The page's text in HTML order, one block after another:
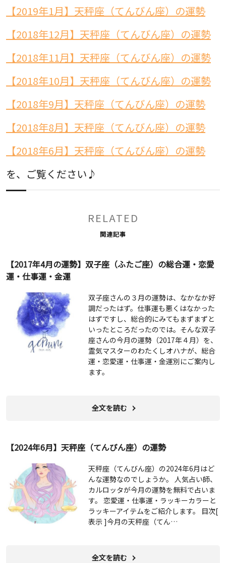
【2019年1月】天秤座（てんびん座）の運勢
【2018年12月】天秤座（てんびん座）の運勢
【2018年11月】天秤座（てんびん座）の運勢
【2018年10月】天秤座（てんびん座）の運勢
【2018年9月】天秤座（てんびん座）の運勢
【2018年8月】天秤座（てんびん座）の運勢
【2018年6月】天秤座（てんびん座）の運勢
を、ご覧ください♪
RELATED
関連記事
【2017年4月の運勢】双子座（ふたご座）の総合運・恋愛
運・仕事運・金運
双子座さんの３月の運勢は、なかなか好
調だったはず。仕事運も悪くはなかった
はずですし、総合的にみてもまずまずと
いったところだったのでは。そんな双子
座さんの今月の運勢（2017年４月）を、
霊気マスターのわたくしオハナが、総合
運・恋愛運・仕事運・金運別にご案内し
ます。
全文を読む
【2024年6月】天秤座（てんびん座）の運勢
天秤座（てんびん座）の2024年6月はど
んな運勢なのでしょうか。 人気占い師、
カルロッタが今月の運勢を無料で占いま
す。 恋愛運・仕事運・ラッキーカラーと
ラッキーアイテムをご紹介します。 目次[
表示 ]今月の天秤座（てん…
全文を読む